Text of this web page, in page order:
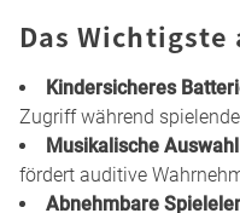
Das
Kindersicheres
Zugriff während
Musikalische Auswahl
fördert auditive
Abnehmbare